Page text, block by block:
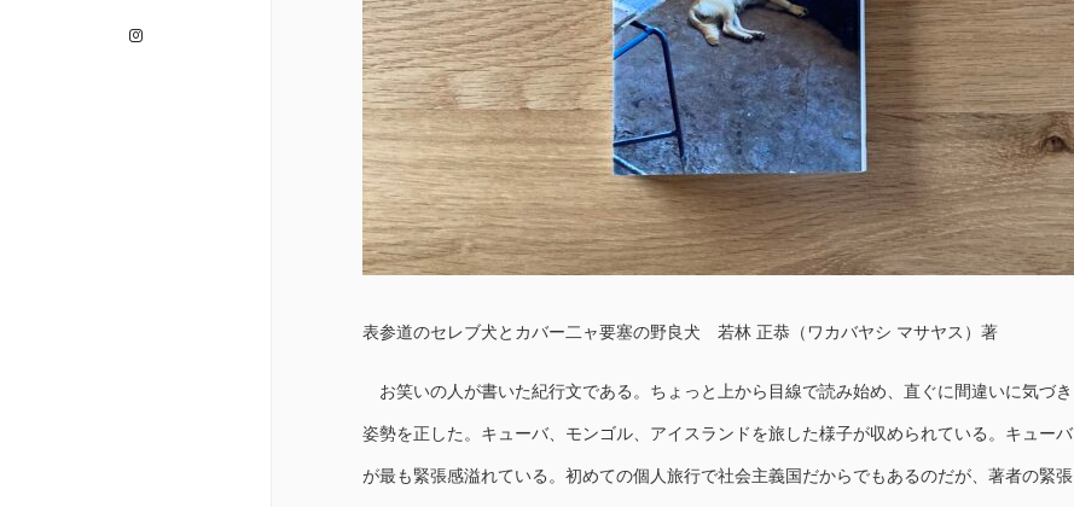
表参道のセレブ犬とカバー二ャ要塞の野良犬 若林 正恭（ワカバヤシ マサヤス）著
お笑いの人が書いた紀行文である。ちょっと上から目線で読み始め、直ぐに間違いに気づき
姿勢を正した。キューバ、モンゴル、アイスランドを旅した様子が収められている。キューバ
が最も緊張感溢れている。初めての個人旅行で社会主義国だからでもあるのだが、著者の緊張